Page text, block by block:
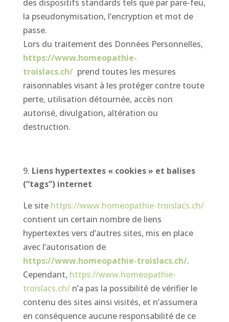
des dispositifs standards tels que par pare-feu,
la pseudonymisation, l’encryption et mot de
passe.
Lors du traitement des Données Personnelles,
https://www.homeopathie-
troislacs.ch/ prend toutes les mesures
raisonnables visant à les protéger contre toute
perte, utilisation détournée, accès non
autorisé, divulgation, altération ou
destruction.
Liens hypertextes « cookies » et balises
(“tags”) internet
Le site https://www.homeopathie-troislacs.ch/
contient un certain nombre de liens
hypertextes vers d’autres sites, mis en place
avec l’autorisation de
https://www.homeopathie-troislacs.ch/.
Cependant, https://www.homeopathie-
troislacs.ch/n’a pas la possibilité de vérifier le
contenu des sites ainsi visités, et n’assumera
en conséquence aucune responsabilité de ce